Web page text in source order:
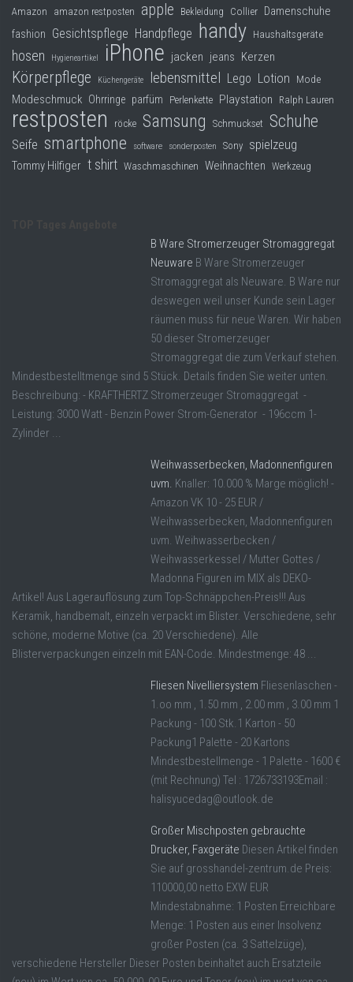
Amazon amazon restposten apple Bekleidung Collier Damenschuhe
fashion Gesichtspflege Handpflege handy Haushaltsgeräte
hosen Hygieneartikel iPhone jacken jeans Kerzen
Körperpflege Küchengeräte lebensmittel Lego Lotion Mode
Modeschmuck Ohrringe parfüm Perlenkette Playstation Ralph Lauren
restposten röcke Samsung Schmuckset Schuhe
Seife smartphone software sonderposten Sony spielzeug
Tommy Hilfiger t shirt Waschmaschinen Weihnachten Werkzeug
B Ware Stromerzeuger Stromaggregat
Neuware B Ware Stromerzeuger
Stromaggregat als Neuware. B Ware nur
deswegen weil unser Kunde sein Lager
räumen muss für neue Waren. Wir haben
50 dieser Stromerzeuger
Stromaggregat die zum Verkauf stehen.
Mindestbestelltmenge sind 5 Stück. Details finden Sie weiter unten.
Beschreibung: - KRAFTHERTZ Stromerzeuger Stromaggregat -
Leistung: 3000 Watt - Benzin Power Strom-Generator - 196ccm 1-
Zylinder ...
Weihwasserbecken, Madonnenfiguren
uvm. Knaller: 10.000 % Marge möglich! -
Amazon VK 10 - 25 EUR /
Weihwasserbecken, Madonnenfiguren
uvm. Weihwasserbecken /
Weihwasserkessel / Mutter Gottes /
Madonna Figuren im MIX als DEKO-
Artikel! Aus Lagerauflösung zum Top-Schnäppchen-Preis!!! Aus
Keramik, handbemalt, einzeln verpackt im Blister. Verschiedene, sehr
schöne, moderne Motive (ca. 20 Verschiedene). Alle
Blisterverpackungen einzeln mit EAN-Code. Mindestmenge: 48 ...
Fliesen Nivelliersystem Fliesenlaschen -
1.oo mm , 1.50 mm , 2.00 mm , 3.00 mm 1
Packung - 100 Stk.1 Karton - 50
Packung1 Palette - 20 Kartons
Mindestbestellmenge - 1 Palette - 1600 €
(mit Rechnung) Tel : 1726733193Email :
halisyucedag@outlook.de
Großer Mischposten gebrauchte
Drucker, Faxgeräte Diesen Artikel finden
Sie auf grosshandel-zentrum.de Preis:
110000,00 netto EXW EUR
Mindestabnahme: 1 Posten Erreichbare
Menge: 1 Posten aus einer Insolvenz
großer Posten (ca. 3 Sattelzüge),
verschiedene Hersteller Dieser Posten beinhaltet auch Ersatzteile